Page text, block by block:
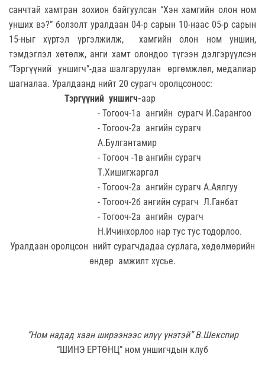
санчтай хамтран зохион байгуулсан “Хэн хамгийн олон ном
унших вэ?” болзолт уралдаан 04-р сарын 10-наас 05-р сарын
15-ныг хүртэл үргэлжилж, хамгийн олон ном уншин,
тэмдэглэл хөтөлж, анги хамт олондоо түгээн дэлгэрүүлсэн
“Тэргүүний уншигч”-даа шалгаруулан өргөмжлөл, медалиар
шагналаа. Уралдаанд нийт 20 сурагч оролцсоноос:
Тэргүүний уншигч-аар
- Тогооч-1а ангийн сурагч И.Сарангоо
- Тогооч-2а ангийн сурагч
А.Булгантамир
- Тогооч -1в ангийн сурагч
Т.Хишигжаргал
- Тогооч-2а ангийн сурагч А.Аялгуу
- Тогооч-2б ангийн сурагч Л.Ганбат
- Тогооч-2а ангийн сурагч
Н.Ичинхорлоо нар тус тус тодорлоо.
Уралдаан оролцсон нийт сурагчдадаа сурлага, хөдөлмөрийн
өндөр амжилт хүсье.
“Ном надад хаан ширээнээс илүү үнэтэй”В.Шекспир
“ШИНЭ ЕРТӨНЦ” ном уншигчдын клуб